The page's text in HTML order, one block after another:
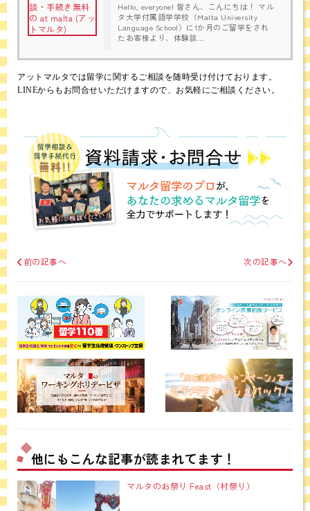
Hello, everyone! 皆さん、こんにちは！ マル
タ大学付属語学学校（Malta University
Language School）に1か月のご留学をされ
たお客様より、体験談...
アットマルタでは留学に関するご相談を随時受け付けております。
LINEからもお問合せいただけますので、お気軽にご相談ください。
前の記事へ 次の記事へ
他にもこんな記事が読まれてます！
マルタのお祭り Feast（村祭り）